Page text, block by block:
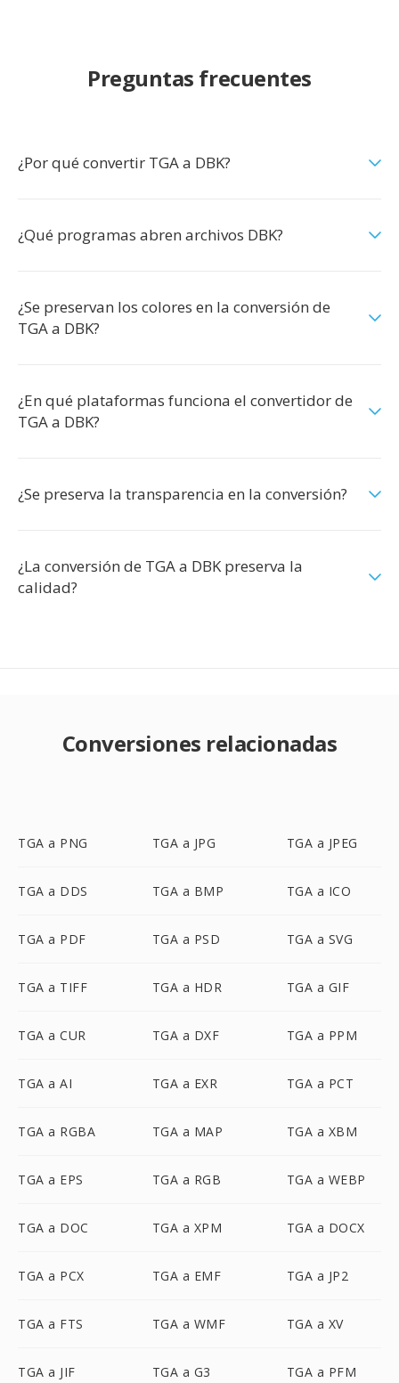
Preguntas frecuentes
¿Por qué convertir TGA a DBK?
¿Qué programas abren archivos DBK?
¿Se preservan los colores en la conversión de
TGA a DBK?
¿En qué plataformas funciona el convertidor de
TGA a DBK?
¿Se preserva la transparencia en la conversión?
¿La conversión de TGA a DBK preserva la
calidad?
Conversiones relacionadas
TGA a PNG TGA a JPG TGA a JPEG
TGA a DDS TGA a BMP TGA a ICO
TGA a PDF TGA a PSD TGA a SVG
TGA a TIFF TGA a HDR TGA a GIF
TGA a CUR TGA a DXF TGA a PPM
TGA a AI TGA a EXR TGA a PCT
TGA a RGBA TGA a MAP TGA a XBM
TGA a EPS TGA a RGB TGA a WEBP
TGA a DOC TGA a XPM TGA a DOCX
TGA a PCX TGA a EMF TGA a JP2
TGA a FTS TGA a WMF TGA a XV
TGA a JIF TGA a G3 TGA a PFM